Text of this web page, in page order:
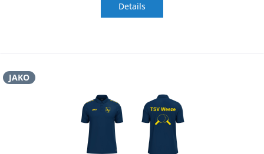
Details
JAKO